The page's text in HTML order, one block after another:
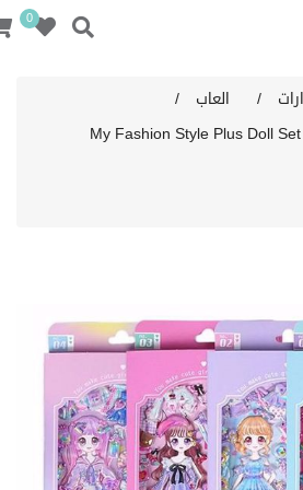
0
العاب
My Fashion Style Plus Doll